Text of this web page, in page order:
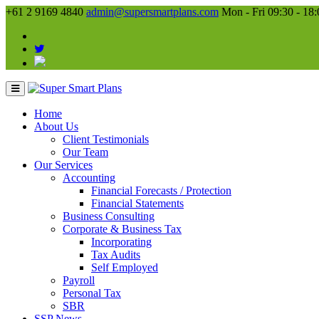
+61 2 9169 4840 admin@supersmartplans.com Mon - Fri 09:30 -
Home
About Us
Client Testimonials
Our Team
Our Services
Accounting
Financial Forecasts / Protection
Financial Statements
Business Consulting
Corporate & Business Tax
Incorporating
Tax Audits
Self Employed
Payroll
Personal Tax
SBR